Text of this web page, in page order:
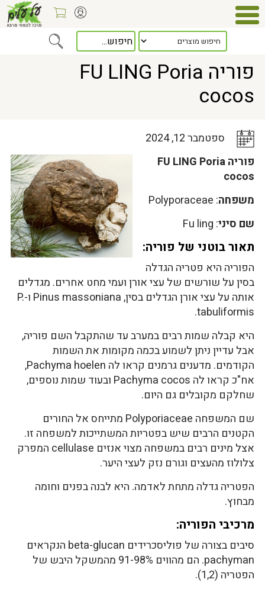
כלל המאמרים> פוריה FU LING Poria cocos
פוריה FU LING Poria
cocos
ספטמבר 12, 2024
פוריה FU LING Poria
cocos
משפחה: Polyporaceae
שם סיני: Fu ling
תאור בוטני של פוריה:
הפוריה היא פטריה הגדלה
בסין על שורשים של עצי אורן ועמי מחט אחרים. מגדלים
אותה על עצי אורן הגדלים בסין, Pinus massoniana ו-P.
tabuliformis.
היא קבלה שמות רבים במערב עד שהתקבל השם פוריה,
אבל עדיין ניתן לשמוע בכמה מקומות את השמות
הקודמים. מדענים גרמנים קראו לה Pachyma hoelen,
אח"כ קראו לה Pachyma cocos ובעוד שמות נוספים,
שחלקם מקובלים גם היום.
שם המשפחה Polyporiaceae מתייחס אל החורים
הקטנים הרבים שיש בפטריות המשתייכות למשפחה זו.
אצל מינים רבים במשפחה מצוי אנזים cellulase המפרק
צלולוז מהעצים וגורם נזק לעצי היער.
הפטריה גדלה מתחת לאדמה. היא לבנה בפנים וחומה
מבחוץ.
מרכיבי הפוריה:
סיבים בצורה של פוליסכרידים beta-glucan הנקראים
pachyman. הם מהווים 91-98% מהמשקל היבש של
הפטריה (1,2).